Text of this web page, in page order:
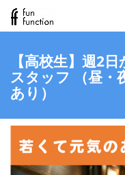
【高校生】週2
スタッフ （昼・
あり）